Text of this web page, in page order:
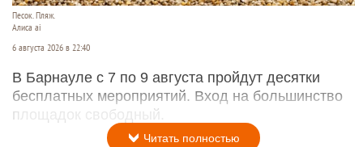
Песок. Пляж.
Алиса ai
6 августа 2026 в 22:40
В Барнауле с 7 по 9 августа пройдут десятки
бесплатных мероприятий. Вход на большинство
площадок свободный.
Читать полностью